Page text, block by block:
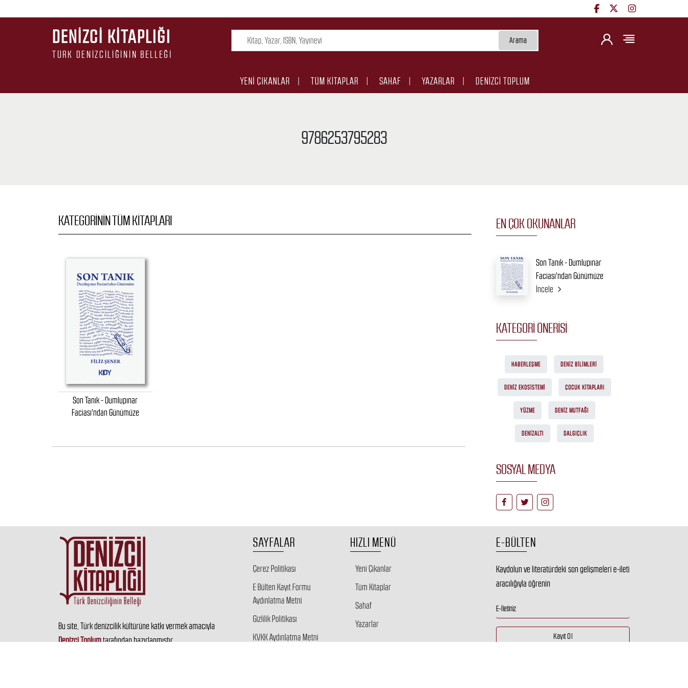
DENIZCI KITAPLIĞI
TÜRK DENIZCILIĞININ BELLEĞI
Arama
YENI ÇIKANLAR TÜM KITAPLAR SAHAF YAZARLAR DENİZCİ TOPLUM
9786253795283
KATEGORININ TÜM KITAPLARI
Son Tanık - Dumlupınar
Faciası'ndan Günümüze
EN ÇOK OKUNANLAR
Son Tanık - Dumlupınar
Faciası'ndan Günümüze
İncele
KATEGORI ÖNERISI
HABERLEŞME DENIZ BILIMLERI
DENIZ EKOSISTEMI ÇOCUK KITAPLARI
YÜZME DENIZ MUTFAĞI
DENIZALTI DALGIÇLIK
SOSYAL MEDYA
Bu site, Türk denizcilik kültürüne katkı vermek amacıyla
Denizci Toplumtarafından hazırlanmıştır.
SAYFALAR
Çerez Politikası
E Bülten Kayıt Formu
Aydınlatma Metni
Gizlilik Politikası
KVKK Aydınlatma Metni
HIZLI MENÜ
Yeni Çıkanlar
Tüm Kitaplar
Sahaf
Yazarlar
E-BÜLTEN
Kaydolun ve literatürdeki son gelişmeleri e-ileti
aracılığıyla öğrenin